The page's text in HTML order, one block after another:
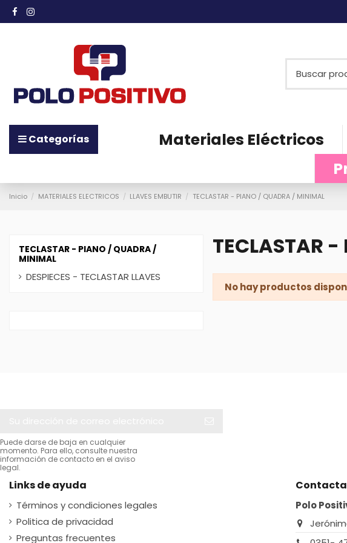
Categorías Materiales Eléctricos
Inicio MATERIALES ELECTRICOS LLAVES EMBUTIR TECLASTAR - PIANO / QUADRA / MINIMAL
TECLASTAR
No hay productos
TECLASTAR - PIANO / QUADRA /
MINIMAL
DESPIECES - TECLASTAR LLAVES
Puede darse de baja en cualquier
momento. Para ello, consulte nuestra
información de contacto en el aviso
legal.
Links de ayuda
Términos y condiciones legales
Politica de privacidad
Preguntas frecuentes
Polo